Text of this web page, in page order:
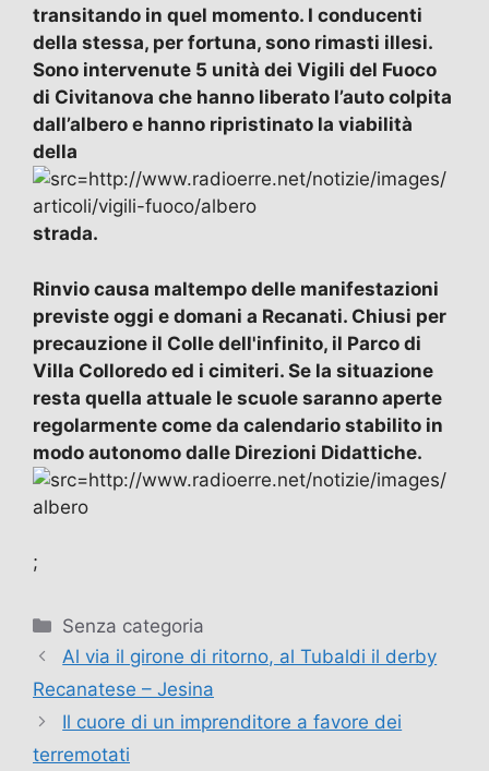
transitando in quel momento. I conducenti
della stessa, per fortuna, sono rimasti illesi.
Sono intervenute 5 unità dei Vigili del Fuoco
di Civitanova che hanno liberato l’auto colpita
dall’albero e hanno ripristinato la viabilità
della
strada.
Rinvio causa maltempo delle manifestazioni
previste oggi e domani a Recanati. Chiusi per
precauzione il Colle dell'infinito, il Parco di
Villa Colloredo ed i cimiteri. Se la situazione
resta quella attuale le scuole saranno aperte
regolarmente come da calendario stabilito in
modo autonomo dalle Direzioni Didattiche.
;
Categorie
Senza categoria
Al via il girone di ritorno, al Tubaldi il derby
Recanatese – Jesina
Il cuore di un imprenditore a favore dei
terremotati